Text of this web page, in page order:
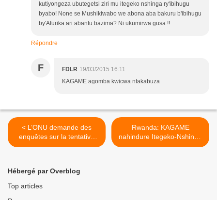
kutiyongeza ubutegetsi ziri mu itegeko nshinga ry'ibihugu
byabo! None se Mushikiwabo we abona aba bakuru b'ibihugu
by'Afurika ari abantu bazima? Ni ukumirwa gusa !!
Répondre
F FDLR 19/03/2015 16:11
KAGAME agomba kwicwa ntakabuza
< L’ONU demande des
enquêtes sur la tentative
d’assassinat de l’épouse de
Rwanda: KAGAME
nahindure Itegeko-Nshinga
ariko atuvane inyenzi mu
Hébergé par Overblog
Top articles